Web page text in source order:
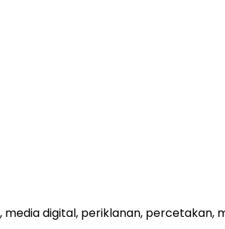
digital, periklanan, percetakan,